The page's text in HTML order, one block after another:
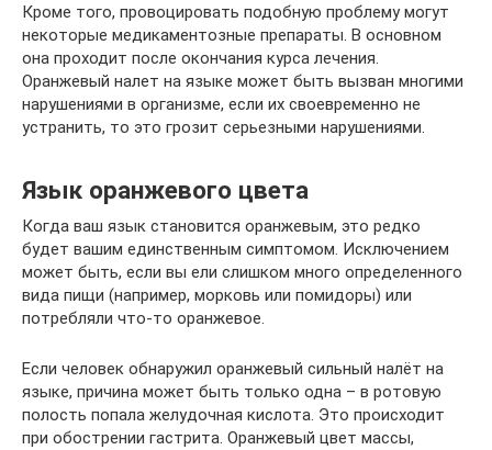
Кроме того, провоцировать подобную проблему могут
некоторые медикаментозные препараты. В основном
она проходит после окончания курса лечения.
Оранжевый налет на языке может быть вызван многими
нарушениями в организме, если их своевременно не
устранить, то это грозит серьезными нарушениями.
Язык оранжевого цвета
Когда ваш язык становится оранжевым, это редко
будет вашим единственным симптомом. Исключением
может быть, если вы ели слишком много определенного
вида пищи (например, морковь или помидоры) или
потребляли что-то оранжевое.
Если человек обнаружил оранжевый сильный налёт на
языке, причина может быть только одна – в ротовую
полость попала желудочная кислота. Это происходит
при обострении гастрита. Оранжевый цвет массы,